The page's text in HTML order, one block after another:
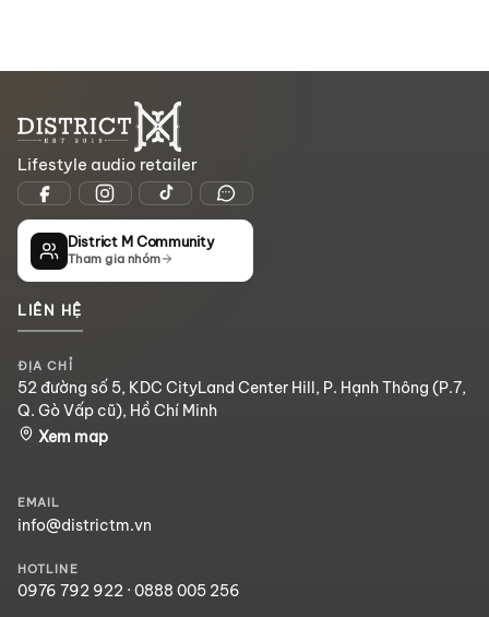
Lifestyle audio retailer
District M Community
Tham gia nhóm
LIÊN HỆ
ĐỊA CHỈ
52 đường số 5, KDC CityLand Center Hill, P. Hạnh Thông (P.7,
Q. Gò Vấp cũ), Hồ Chí Minh
Xem map
EMAIL
info@districtm.vn
HOTLINE
0976 792 922 · 0888 005 256